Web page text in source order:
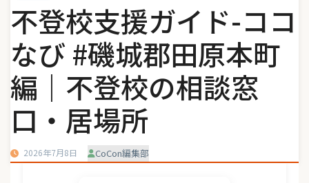
不登校支援ガイド-ココ
なび #磯城郡田原本町
編｜不登校の相談窓
口・居場所
2026年7月8日 CoCon編集部